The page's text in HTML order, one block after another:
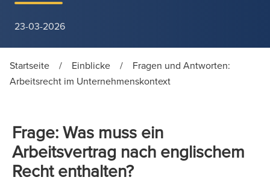
23-03-2026
Startseite / Einblicke /
Fragen und Antworten:
Arbeitsrecht im Unternehmenskontext
Frage: Was muss ein
Arbeitsvertrag nach englischem
Recht enthalten?